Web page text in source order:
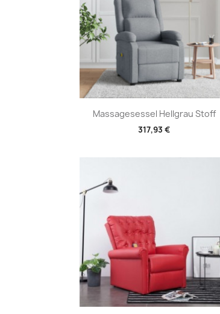
Massagesessel Hellgrau Stoff
317,93 €
Vorschau